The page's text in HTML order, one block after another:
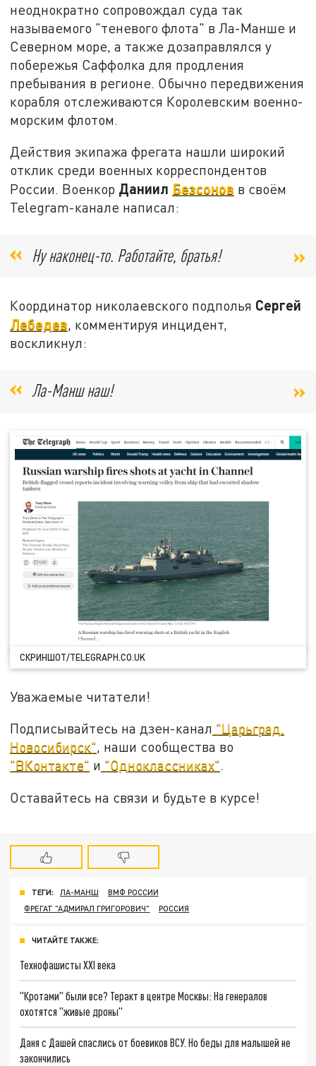
неоднократно сопровождал суда так
называемого "теневого флота" в Ла-Манше и
Северном море, а также дозаправлялся у
побережья Саффолка для продления
пребывания в регионе. Обычно передвижения
корабля отслеживаются Королевским военно-
морским флотом.
Действия экипажа фрегата нашли широкий
отклик среди военных корреспондентов
России. Военкор Даниил Безсонов в своём
Telegram-канале написал:
Ну наконец-то. Работайте, братья!
Координатор николаевского подполья Сергей
Лебедев, комментируя инцидент,
воскликнул:
Ла-Манш наш!
СКРИНШОТ/TELEGRAPH.CO.UK
Уважаемые читатели!
Подписывайтесь на дзен-канал "Царьград.
Новосибирск", наши сообщества во
"ВКонтакте" и "Одноклассниках".
Оставайтесь на связи и будьте в курсе!
ТЕГИ: ЛА-МАНШ
ВМФ РОССИИ
ФРЕГАТ "АДМИРАЛ ГРИГОРОВИЧ"
РОССИЯ
ЧИТАЙТЕ ТАКЖЕ:
Технофашисты XXI века
"Кротами" были все? Теракт в центре Москвы: На генералов
охотятся "живые дроны"
Даня с Дашей спаслись от боевиков ВСУ. Но беды для малышей не
закончились